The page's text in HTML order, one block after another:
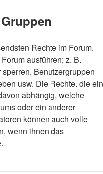
Rechte im Forum.
ausführen; z. B.
Benutzergruppen
usw. Die Rechte, die ein
abhängig, welche
oder ein anderer
können auch volle
wenn ihnen das